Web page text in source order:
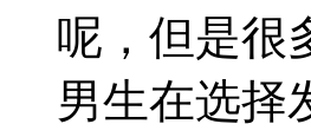
呢，但是很
男生在选择